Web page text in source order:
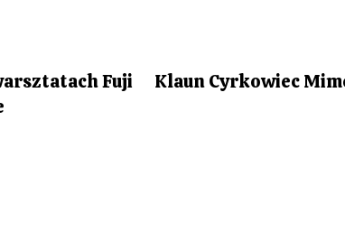
Fuji
Klaun Cyrkowiec